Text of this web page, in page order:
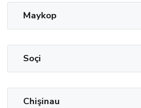
Maykop
Soçi
Chişinau